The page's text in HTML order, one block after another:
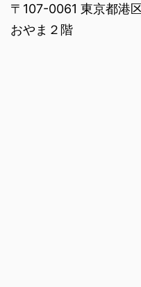
〒107-0061 東京都港
おやま２階